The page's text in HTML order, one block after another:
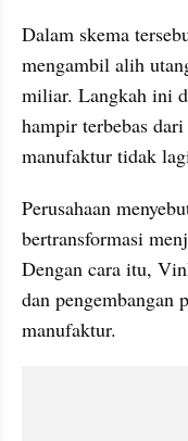
Dalam skema
mengambil alih
miliar. Langkah ini
hampir terbebas
manufaktur tidak
Perusahaan
bertransformasi
Dengan cara itu,
dan pengembangan
manufaktur.